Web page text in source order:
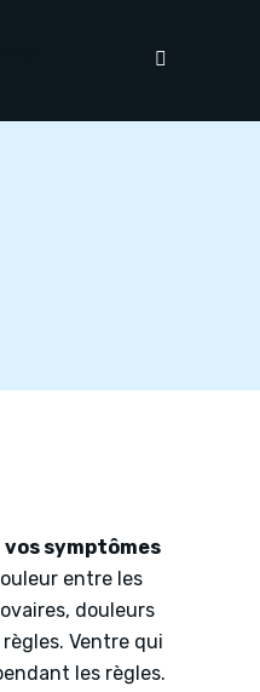
symptômes
entre les
douleurs
Ventre qui
les règles.